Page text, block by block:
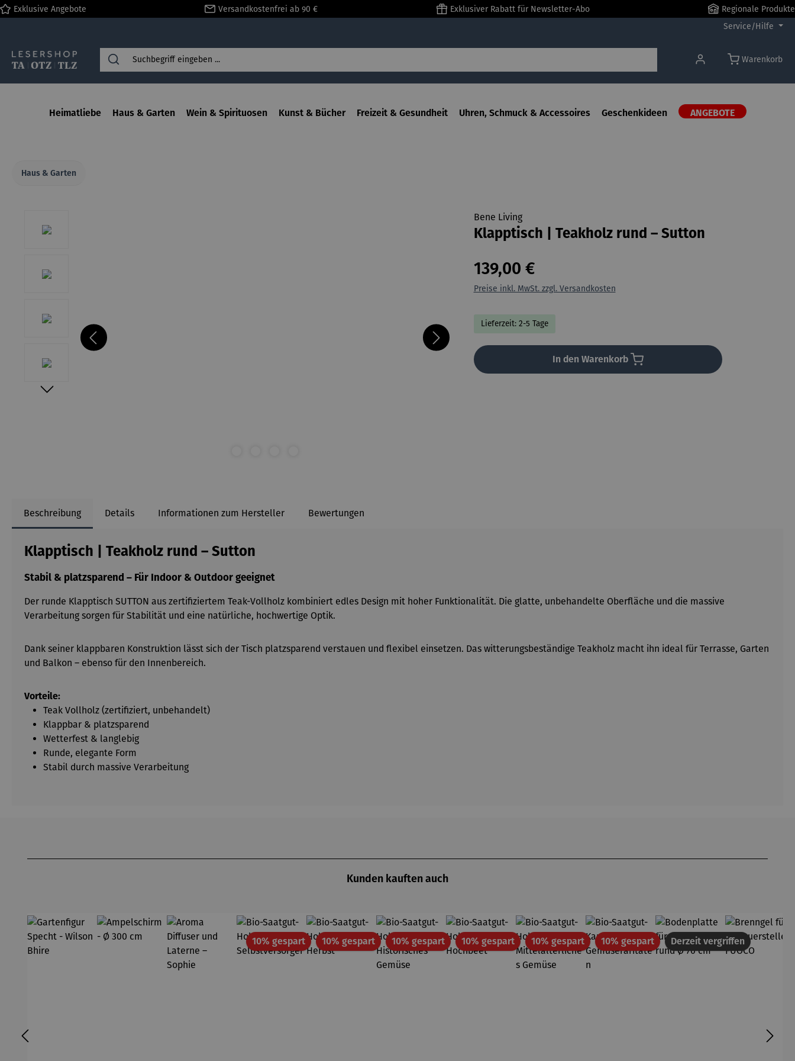
Zur Hauptnavigation springen
Exklusive Angebote Versandkostenfrei ab 90 € Exklusiver Rabatt für Newsletter-Abo
Regionale Produkte
Service/Hilfe
Warenkorb
Heimatliebe Haus & Garten Wein & Spirituosen Kunst & Bücher Freizeit & Gesundheit Uhren, Schmuck & Accessoires Geschenkideen ANGEBOTE
Haus & Garten
Bene Living
Klapptisch | Teakholz rund – Sutton
139,00 €
Preise inkl. MwSt. zzgl. Versandkosten
Lieferzeit: 2-5 Tage
In den Warenkorb
Beschreibung Details Informationen zum Hersteller Bewertungen
Klapptisch | Teakholz rund – Sutton
Stabil & platzsparend – Für Indoor & Outdoor geeignet
Der runde Klapptisch SUTTON aus zertifiziertem Teak-Vollholz kombiniert edles Design mit hoher Funktionalität. Die glatte, unbehandelte Oberfläche und die massive
Verarbeitung sorgen für Stabilität und eine natürliche, hochwertige Optik.
Dank seiner klappbaren Konstruktion lässt sich der Tisch platzsparend verstauen und flexibel einsetzen. Das witterungsbeständige Teakholz macht ihn ideal für Terrasse, Garten
und Balkon – ebenso für den Innenbereich.
Vorteile:
Teak Vollholz (zertifiziert, unbehandelt)
Klappbar & platzsparend
Wetterfest & langlebig
Runde, elegante Form
Stabil durch massive Verarbeitung
Kunden kauften auch
10% gespartRabatt10% gespartRabatt10% gespartRabatt10% gespartRabatt10% gespartRabatt10% gespartRabattDerzeit vergriffen